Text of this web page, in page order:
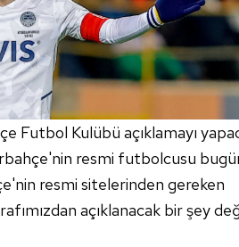
Futbol Kulübü açıklamayı
resmi futbolcusu
resmi sitelerinden gereken
açıklanacak bir şey